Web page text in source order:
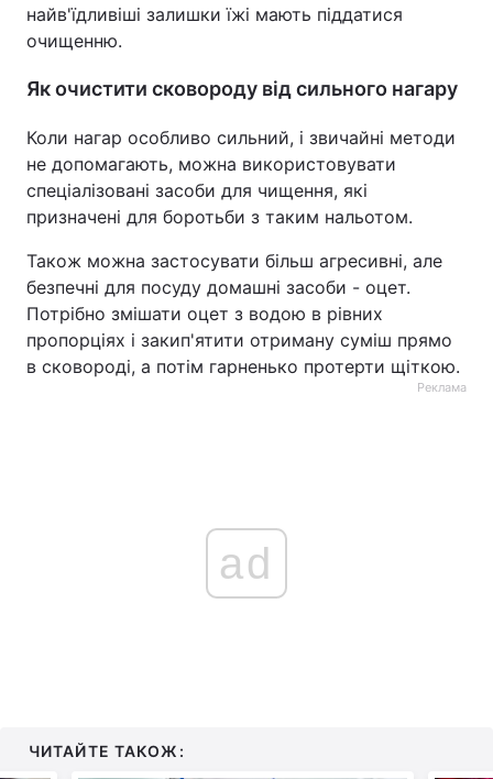
найв'їдливіші залишки їжі мають піддатися
очищенню.
Як очистити сковороду від сильного нагару
Коли нагар особливо сильний, і звичайні методи
не допомагають, можна використовувати
спеціалізовані засоби для чищення, які
призначені для боротьби з таким нальотом.
Також можна застосувати більш агресивні, але
безпечні для посуду домашні засоби - оцет.
Потрібно змішати оцет з водою в рівних
пропорціях і закип'ятити отриману суміш прямо
в сковороді, а потім гарненько протерти щіткою.
Реклама
ad
ЧИТАЙТЕ ТАКОЖ: